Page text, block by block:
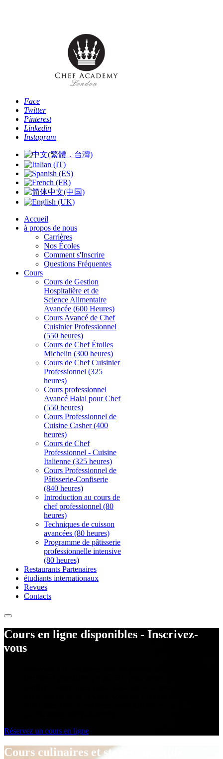
Face
Twitter
Pinterest
Linkedin
Instagram
Accueil
à propos de nous
Carrières
Nos Écoles
Comment s'Inscrire
Questions Fréquentes
Cours
Cours de Gestion
Hospitalière et de
Science Alimentaire
Avancée (600 Heures)
Cours Avancé de Chef
Cuisinier Professionnel
(550 heures)
Cours de Chef Étoiles
Michelin (300 heures)
Cours de Chef Cuisinier
Professionnel (325
heures)
Cours professionnel
Avancé Halal pour Chef
(550 heures)
Cours Professionnel de
Cuisine Casher (400
heures)
Cours de Chef
Professionnel - Cuisine
Italienne (325 heures)
Cours Professionnel de
Pâtisserie-Confiserie
(840 heures)
Introduction au cours de
chef professionnel (80
heures)
Techniques de cuisson
avancées (80 heures)
Programme de pâtisserie
professionnelle intensive
(80 heures)
Restaurants Partenaires
étudiants internationaux
Revues
Contacts
Cours en ligne disponibles - Inscrivez-
vous
Réservez un cours en ligne
Cours culinaires et stages éducatifs